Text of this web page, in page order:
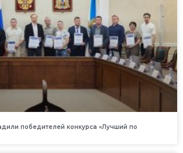
победителей конкурса «Лучший по